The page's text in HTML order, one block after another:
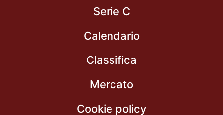
Serie C
Calendario
Classifica
Mercato
Cookie policy